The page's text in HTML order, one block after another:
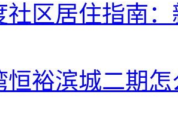
社区居住指南
恒裕滨城二期